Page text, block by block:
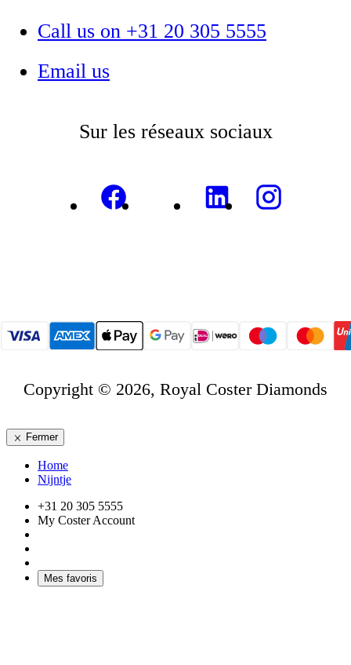
Call us on +31 20 305 5555
Email us
Sur les réseaux sociaux
Copyright © 2026, Royal Coster Diamonds
Fermer
Home
Nijntje
+31 20 305 5555
My Coster Account
Mes favoris